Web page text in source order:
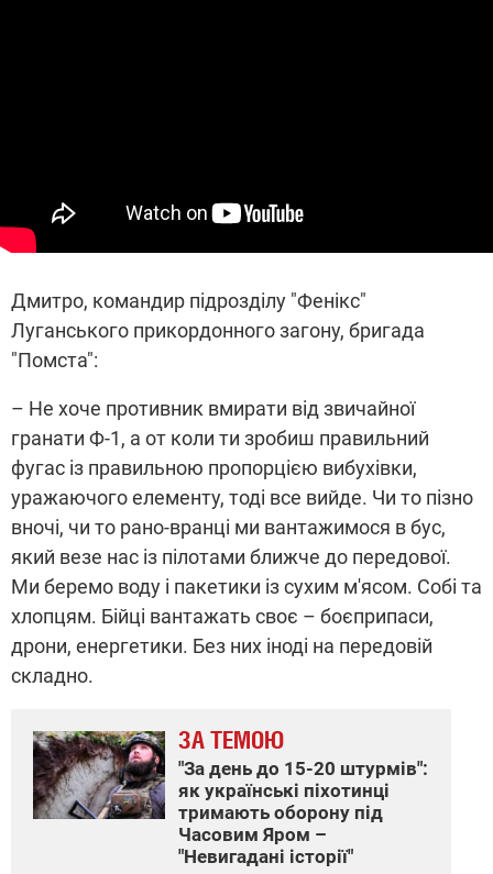
Дмитро, командир підрозділу "Фенікс"
Луганського прикордонного загону, бригада
"Помста":
– Не хоче противник вмирати від звичайної
гранати Ф-1, а от коли ти зробиш правильний
фугас із правильною пропорцією вибухівки,
уражаючого елементу, тоді все вийде. Чи то пізно
вночі, чи то рано-вранці ми вантажимося в бус,
який везе нас із пілотами ближче до передової.
Ми беремо воду і пакетики із сухим м'ясом. Собі та
хлопцям. Бійці вантажать своє – боєприпаси,
дрони, енергетики. Без них іноді на передовій
складно.
ЗА ТЕМОЮ
"За день до 15-20 штурмів":
як українські піхотинці
тримають оборону під
Часовим Яром –
"Невигадані історії"